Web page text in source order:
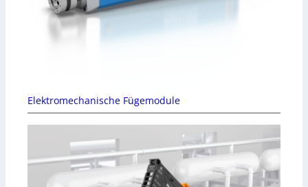
Elektromechanische Fügemodule